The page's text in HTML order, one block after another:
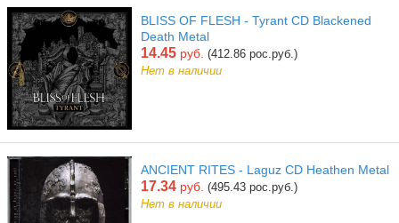
BLISS OF FLESH - Tyrant CD Blackened
Death Metal
14.45 руб. (412.86 рос.руб.)
Нет в наличии
ANCIENT RITES - Laguz CD Heathen Metal
17.34 руб. (495.43 рос.руб.)
Нет в наличии